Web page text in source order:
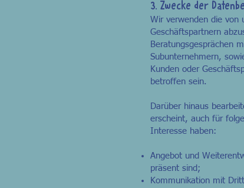
3. Zwecke der
Wir verwenden die von
Geschäftspartnern
Beratungsgesprächen
Subunternehmern,
Kunden oder
betroffen sein.
Darüber hinaus
erscheint, auch für
Interesse haben:
Angebot und
präsent sind;
Kommunikation mit